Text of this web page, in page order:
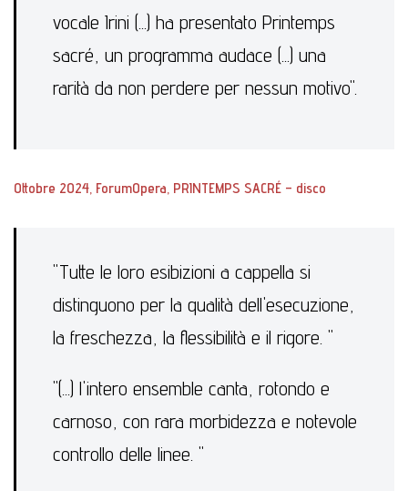
vocale Irini (...) ha presentato Printemps
sacré, un programma audace (...) una
rarità da non perdere per nessun motivo".
Ottobre 2024, ForumOpera, PRINTEMPS SACRÉ – disco
"Tutte le loro esibizioni a cappella si
distinguono per la qualità dell'esecuzione,
la freschezza, la flessibilità e il rigore. "
"(...) l'intero ensemble canta, rotondo e
carnoso, con rara morbidezza e notevole
controllo delle linee. "